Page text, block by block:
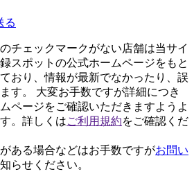
る
のチェックマークがない店舗は当サイ
スポットの公式ホームページをもと
おり、情報が最新でなかったり、誤
す。 大変お手数ですが詳細につき
ページをご確認いただきますようよ
。詳しくはご利用規約をご確認くだ
ある場合などはお手数ですがお問い
らせください。